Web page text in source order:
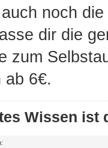
auch noch
dir die
zum
ab 6€.
Wissen ist